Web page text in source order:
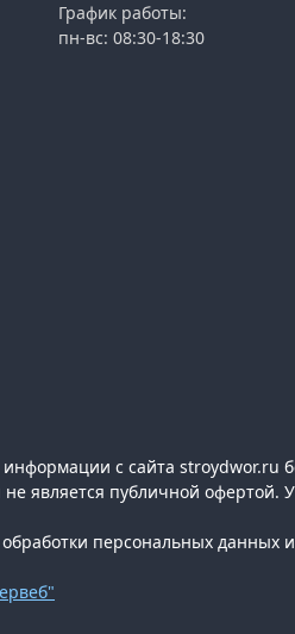
График работы:
пн-вс: 08:30-18:30
с сайта stroydwor.ru
является публичной
персональных данных